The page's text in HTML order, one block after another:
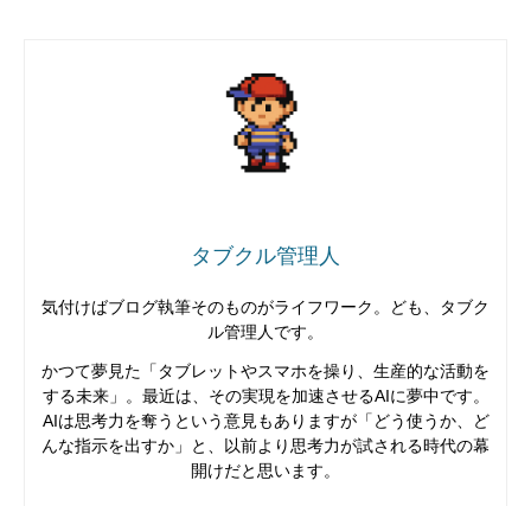
タブクル管理人
気付けばブログ執筆そのものがライフワーク。ども、タブク
ル管理人です。
かつて夢見た「タブレットやスマホを操り、生産的な活動を
する未来」。最近は、その実現を加速させるAIに夢中です。
AIは思考力を奪うという意見もありますが「どう使うか、ど
んな指示を出すか」と、以前より思考力が試される時代の幕
開けだと思います。